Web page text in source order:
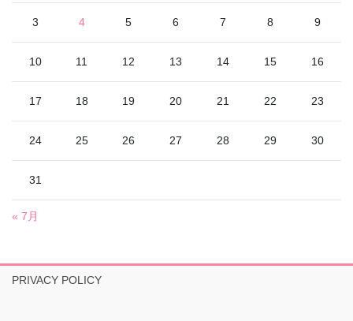
3 4 5 6 7 8 9
10 11 12 13 14 15 16
17 18 19 20 21 22 23
24 25 26 27 28 29 30
31
« 7月
PRIVACY POLICY